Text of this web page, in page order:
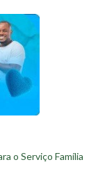
o Serviço Família